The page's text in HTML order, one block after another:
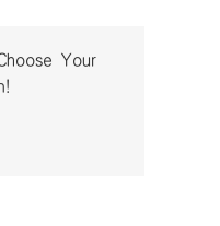
Your